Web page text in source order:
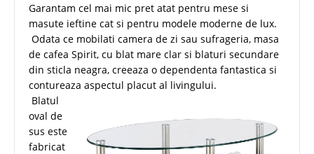
Garantam cel mai mic pret atat pentru mese si
masute ieftine cat si pentru modele moderne de lux.
Odata ce mobilati camera de zi sau sufrageria, masa
de cafea Spirit, cu blat mare clar si blaturi secundare
din sticla neagra, creeaza o dependenta fantastica si
contureaza aspectul placut al livingului.
Blatul
oval de
sus este
fabricat